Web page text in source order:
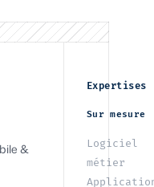
&
Expertises
Sur mesure
Logiciel
métier